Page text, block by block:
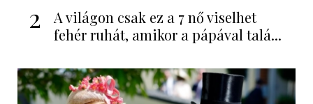
2
A világon csak ez a 7 nő viselhet
fehér ruhát, amikor a pápával talá...